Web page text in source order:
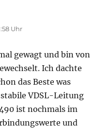
Uhr
gewagt und bin von
Ich dachte
das Beste was
VDSL-Leitung
ist nochmals im
und